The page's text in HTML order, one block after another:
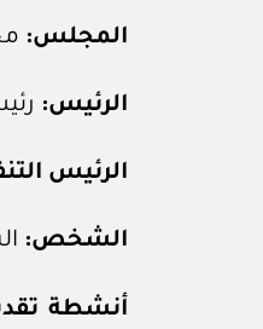
المجلس:
الرئيس:
الرئيس
الشخص:
أنشطة